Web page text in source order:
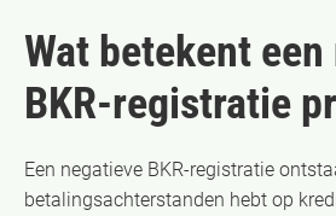
Wat betekent
BKR-registratie
Een negatieve BKR-registratie
betalingsachterstanden hebt op